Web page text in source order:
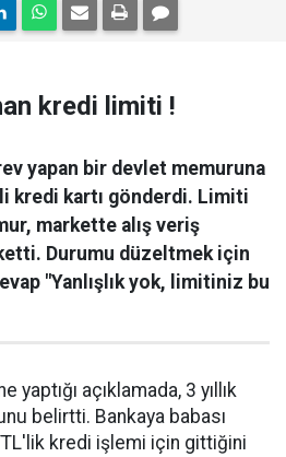
kredi limiti !
yapan bir devlet memuruna
kredi kartı gönderdi. Limiti
markette alış veriş
Durumu düzeltmek için
"Yanlışlık yok, limitiniz bu
yaptığı açıklamada, 3 yıllık
belirtti. Bankaya babası
kredi işlemi için gittiğini